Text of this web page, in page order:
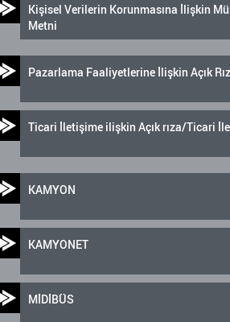
Kişisel Verilerin Korunmasına İlişkin
Metni
Pazarlama Faaliyetlerine İlişkin Açık
Ticari İletişime ilişkin Açık rıza/Ticari
KAMYON
KAMYONET
MİDİBÜS